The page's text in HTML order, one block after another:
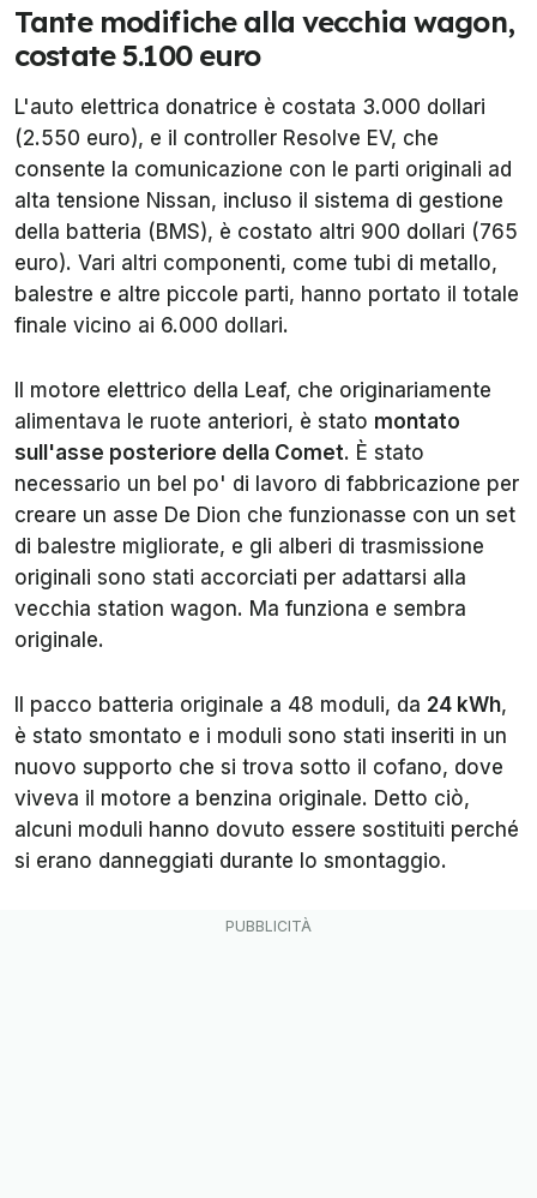
Tante modifiche alla vecchia wagon,
costate 5.100 euro
L'auto elettrica donatrice è costata 3.000 dollari
(2.550 euro), e il controller Resolve EV, che
consente la comunicazione con le parti originali ad
alta tensione Nissan, incluso il sistema di gestione
della batteria (BMS), è costato altri 900 dollari (765
euro). Vari altri componenti, come tubi di metallo,
balestre e altre piccole parti, hanno portato il totale
finale vicino ai 6.000 dollari.
Il motore elettrico della Leaf, che originariamente
alimentava le ruote anteriori, è stato montato
sull'asse posteriore della Comet. È stato
necessario un bel po' di lavoro di fabbricazione per
creare un asse De Dion che funzionasse con un set
di balestre migliorate, e gli alberi di trasmissione
originali sono stati accorciati per adattarsi alla
vecchia station wagon. Ma funziona e sembra
originale.
Il pacco batteria originale a 48 moduli, da 24 kWh,
è stato smontato e i moduli sono stati inseriti in un
nuovo supporto che si trova sotto il cofano, dove
viveva il motore a benzina originale. Detto ciò,
alcuni moduli hanno dovuto essere sostituiti perché
si erano danneggiati durante lo smontaggio.